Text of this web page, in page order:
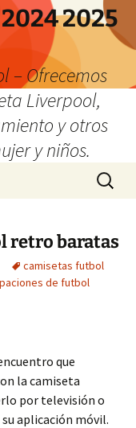
2025
– Ofrecemos
Liverpool,
y otros
y niños.
Buscar:
retro baratas
camisetas futbol
de futbol
que
la camiseta
por televisión o
aplicación móvil.